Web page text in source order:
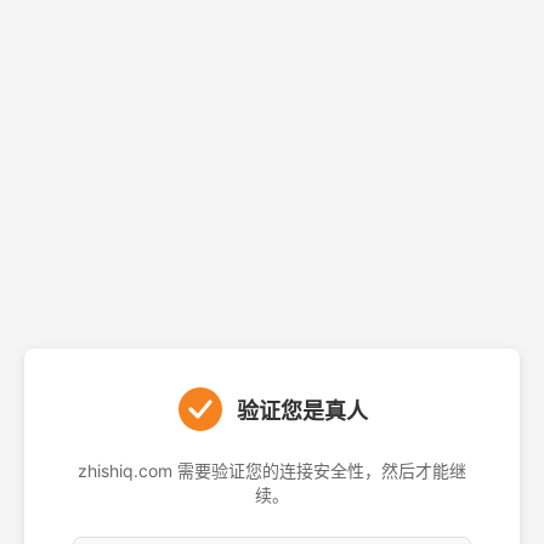
验证您是真人
zhishiq.com 需要验证您的连接安全性，然后才能继
续。